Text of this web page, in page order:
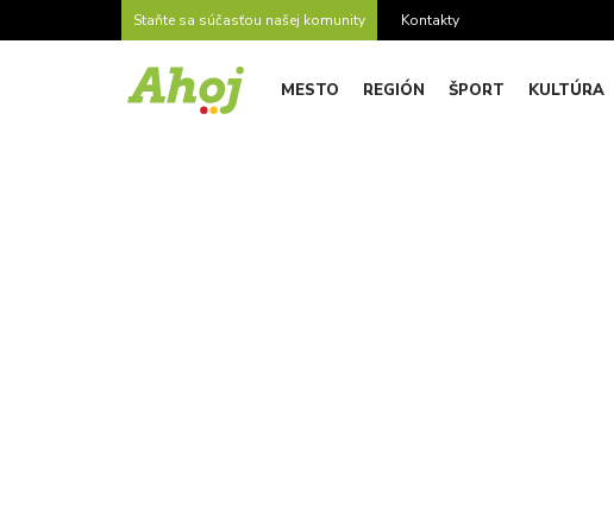
Staňte sa súčasťou našej komunity Kontakty
MESTO REGIÓN ŠPORT KULTÚRA